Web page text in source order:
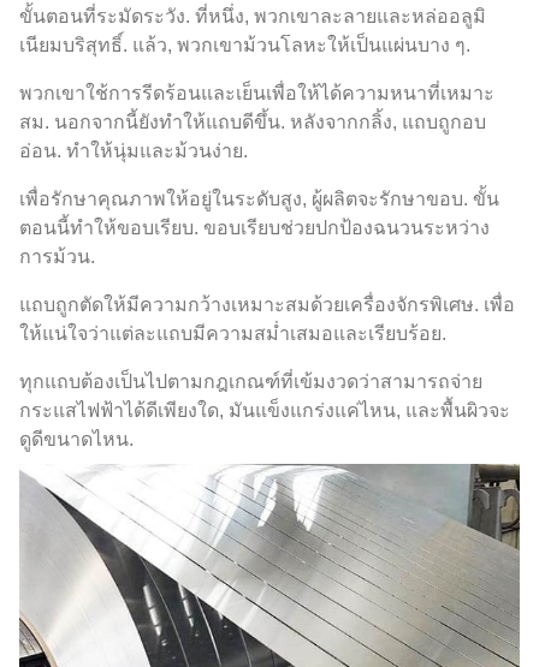
ขั้นตอนที่ระมัดระวัง. ที่หนึ่ง, พวกเขาละลายและหล่ออลูมิ
เนียมบริสุทธิ์. แล้ว, พวกเขาม้วนโลหะให้เป็นแผ่นบาง ๆ.
พวกเขาใช้การรีดร้อนและเย็นเพื่อให้ได้ความหนาที่เหมาะ
สม. นอกจากนี้ยังทำให้แถบดีขึ้น. หลังจากกลิ้ง, แถบถูกอบ
อ่อน. ทำให้นุ่มและม้วนง่าย.
เพื่อรักษาคุณภาพให้อยู่ในระดับสูง, ผู้ผลิตจะรักษาขอบ. ขั้น
ตอนนี้ทำให้ขอบเรียบ. ขอบเรียบช่วยปกป้องฉนวนระหว่าง
การม้วน.
แถบถูกตัดให้มีความกว้างเหมาะสมด้วยเครื่องจักรพิเศษ. เพื่อ
ให้แน่ใจว่าแต่ละแถบมีความสม่ำเสมอและเรียบร้อย.
ทุกแถบต้องเป็นไปตามกฎเกณฑ์ที่เข้มงวดว่าสามารถจ่าย
กระแสไฟฟ้าได้ดีเพียงใด, มันแข็งแกร่งแค่ไหน, และพื้นผิวจะ
ดูดีขนาดไหน.